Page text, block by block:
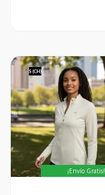
S (CH)
¡Envío Gratis!